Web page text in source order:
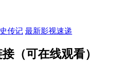
传记 最新影视速递
（可在线观看）